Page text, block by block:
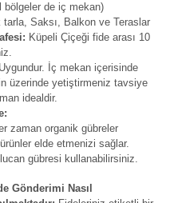
bölgeler de iç mekan)
tarla, Saksı, Balkon ve Teraslar
Küpeli Çiçeği fide arası 10
Uygundur. İç mekan içerisinde
üzerinde yetiştirmeniz tavsiye
idealdir.
zaman organik gübreler
elde etmenizi sağlar.
gübresi kullanabilirsiniz.
Gönderimi Nasıl